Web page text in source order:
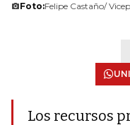
Foto:Felipe Castaño/
Los recursos